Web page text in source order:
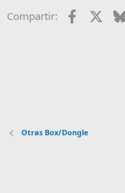
Compartir: Facebook
Otras Box/Dongle